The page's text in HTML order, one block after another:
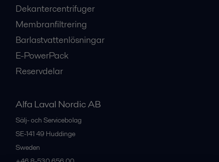
Dekantercentrifuger
Membranfiltrering
Barlastvattenlösningar
E-PowerPack
Reservdelar
Alfa Laval Nordic AB
Sälj- och Servicebolag
SE-141 49 Huddinge
Sweden